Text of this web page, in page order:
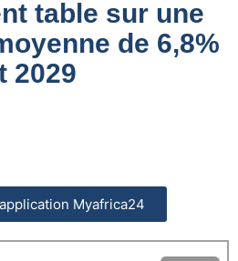
table sur une
de 6,8%
2029
Myafrica24